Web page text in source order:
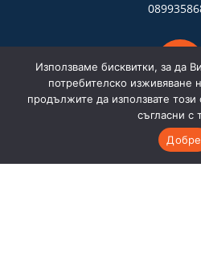
Адрес:
Бургас
Използваме бисквитки, за да
потребителско изживяване
продължите да използвате
съгласни с
Добре